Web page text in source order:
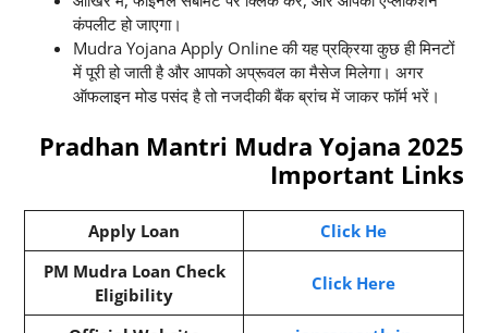
कंपलीट हो जाएगा।
Mudra Yojana Apply Online की यह प्रक्रिया कुछ ही मिनटों
में पूरी हो जाती है और आपको अप्रूवल का मैसेज मिलेगा। अगर
ऑफलाइन मोड पसंद है तो नजदीकी बैंक ब्रांच में जाकर फॉर्म भरें।
Pradhan Mantri Mudra Yojana 2025
Important Links
Apply Loan
Click He
PM Mudra Loan Check
Eligibility
Click Here